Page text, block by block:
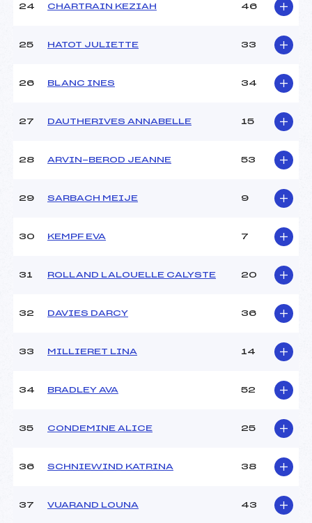
24 CHARTRAIN KEZIAH 46
25 HATOT JULIETTE 33
26 BLANC INES 34
27 DAUTHERIVES ANNABELLE 15
28 ARVIN-BEROD JEANNE 53
29 SARBACH MEIJE 9
30 KEMPF EVA 7
31 ROLLAND LALOUELLE CALYSTE 20
32 DAVIES DARCY 36
33 MILLIERET LINA 14
34 BRADLEY AVA 52
35 CONDEMINE ALICE 25
36 SCHNIEWIND KATRINA 38
37 VUARAND LOUNA 43